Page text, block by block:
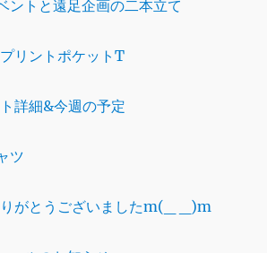
ントと遠足企画の二本立て
リントポケットT
詳細&今週の予定
ツ
がとうございましたm(_ _)m